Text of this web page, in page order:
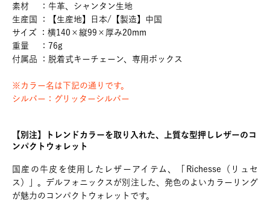
素材 ：牛革、シャンタン生地
生産国 ：【生産地】日本/【製造】中国
サイズ ：横140×縦99×厚み20mm
重量 ：76g
付属品 ：脱着式キーチェーン、専用ボックス
※カラー名は下記の通りです。
シルバー：グリッターシルバー
【別注】トレンドカラーを取り入れた、上質な型押しレザーのコ
ンパクトウォレット
国産の牛皮を使用したレザーアイテム、「Richesse（リュセ
ス）」。デルフォニックスが別注した、発色のよいカラーリング
が魅力のコンパクトウォレットです。